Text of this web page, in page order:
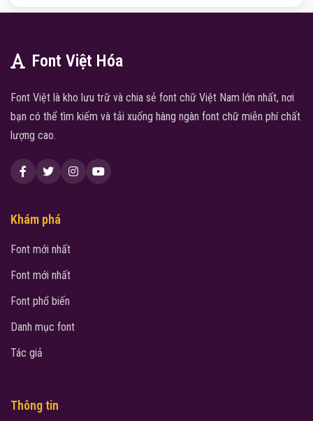
Font Việt Hóa
Font Việt là kho lưu trữ và chia sẻ font chữ Việt Nam lớn nhất, nơi
bạn có thể tìm kiếm và tải xuống hàng ngàn font chữ miễn phí chất
lượng cao.
Khám phá
Font mới nhất
Font mới nhất
Font phổ biến
Danh mục font
Tác giả
Thông tin